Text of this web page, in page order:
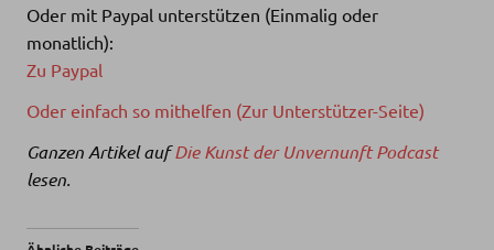
Oder mit Paypal unterstützen (Einmalig oder
monatlich):
Zu Paypal
Oder einfach so mithelfen (Zur Unterstützer-Seite)
Ganzen Artikel aufDie Kunst der Unvernunft Podcast
lesen.